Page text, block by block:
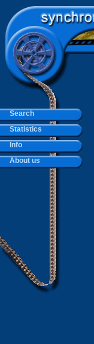
Search
Statistics
Info
About us